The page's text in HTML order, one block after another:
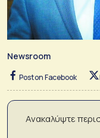
Newsroom
Post on Facebook
Ανακαλύψτε